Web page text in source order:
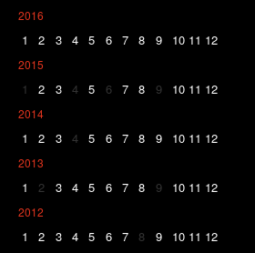
2016
1 2 3 4 5 6 7 8 9 10 11 12
2015
1 2 3 4 5 6 7 8 9 10 11 12
2014
1 2 3 4 5 6 7 8 9 10 11 12
2013
1 2 3 4 5 6 7 8 9 10 11 12
2012
1 2 3 4 5 6 7 8 9 10 11 12